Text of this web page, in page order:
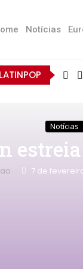
Notícias
Notícias
7 de